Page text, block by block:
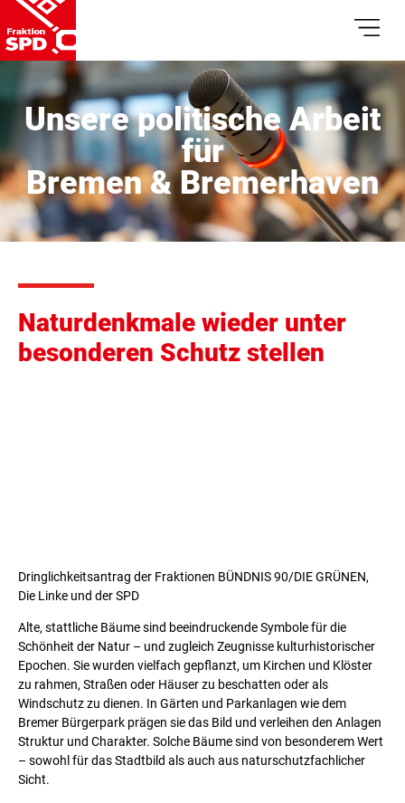
Unsere politische Arbeit
für
Bremen & Bremerhaven
Naturdenkmale wieder unter
besonderen Schutz stellen
Dringlichkeitsantrag der Fraktionen BÜNDNIS 90/DIE GRÜNEN,
Die Linke und der SPD
Alte, stattliche Bäume sind beeindruckende Symbole für die
Schönheit der Natur – und zugleich Zeugnisse kulturhistorischer
Epochen. Sie wurden vielfach gepflanzt, um Kirchen und Klöster
zu rahmen, Straßen oder Häuser zu beschatten oder als
Windschutz zu dienen. In Gärten und Parkanlagen wie dem
Bremer Bürgerpark prägen sie das Bild und verleihen den Anlagen
Struktur und Charakter. Solche Bäume sind von besonderem Wert
– sowohl für das Stadtbild als auch aus naturschutzfachlicher
Sicht.